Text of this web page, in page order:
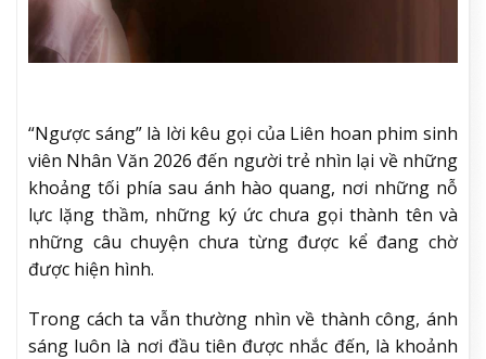
“Ngược sáng” là lời kêu gọi của Liên hoan phim sinh
viên Nhân Văn 2026 đến người trẻ nhìn lại về những
khoảng tối phía sau ánh hào quang, nơi những nỗ
lực lặng thầm, những ký ức chưa gọi thành tên và
những câu chuyện chưa từng được kể đang chờ
được hiện hình.
Trong cách ta vẫn thường nhìn về thành công, ánh
sáng luôn là nơi đầu tiên được nhắc đến, là khoảnh